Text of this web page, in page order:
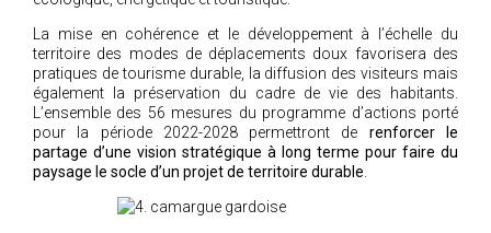
La mise en cohérence et le développement à l’échelle du
territoire des modes de déplacements doux favorisera des
pratiques de tourisme durable, la diffusion des visiteurs mais
également la préservation du cadre de vie des habitants.
L’ensemble des 56 mesures du programme d’actions porté
pour la période 2022-2028 permettront de renforcer le
partage d’une vision stratégique à long terme pour faire du
paysage le socle d’un projet de territoire durable